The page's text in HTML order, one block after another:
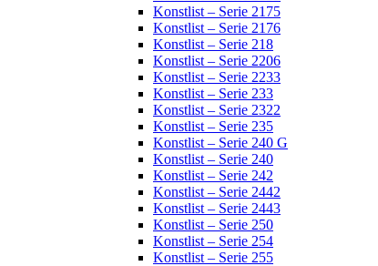
Konstlist – Serie 2175
Konstlist – Serie 2176
Konstlist – Serie 218
Konstlist – Serie 2206
Konstlist – Serie 2233
Konstlist – Serie 233
Konstlist – Serie 2322
Konstlist – Serie 235
Konstlist – Serie 240 G
Konstlist – Serie 240
Konstlist – Serie 242
Konstlist – Serie 2442
Konstlist – Serie 2443
Konstlist – Serie 250
Konstlist – Serie 254
Konstlist – Serie 255